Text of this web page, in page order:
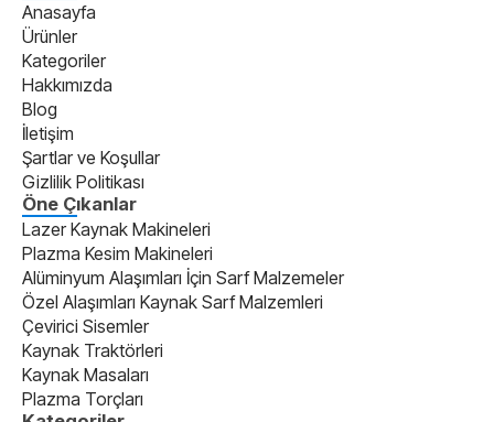
Anasayfa
Ürünler
Kategoriler
Hakkımızda
Blog
İletişim
Şartlar ve Koşullar
Gizlilik Politikası
Öne Çıkanlar
Lazer Kaynak Makineleri
Plazma Kesim Makineleri
Alüminyum Alaşımları İçin Sarf Malzemeler
Özel Alaşımları Kaynak Sarf Malzemleri
Çevirici Sisemler
Kaynak Traktörleri
Kaynak Masaları
Plazma Torçları